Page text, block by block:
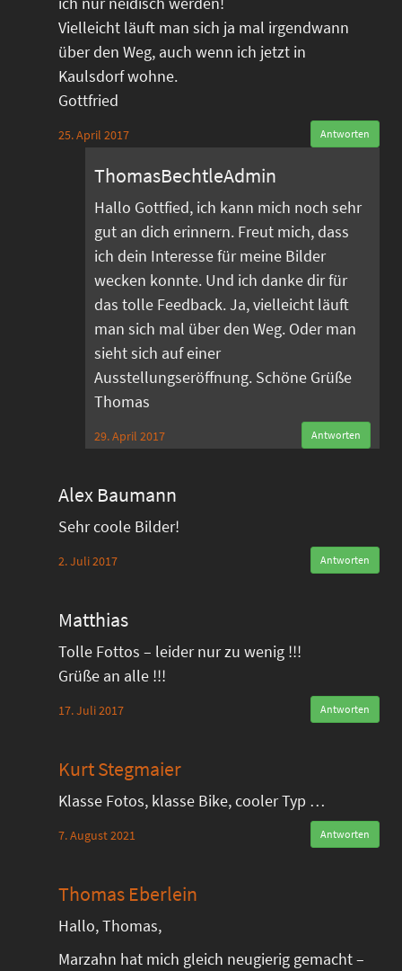
Vielleicht läuft man sich ja mal irgendwann
über den Weg, auch wenn ich jetzt in
Kaulsdorf wohne.
Gottfried
25. April 2017 Antworten
ThomasBechtleAdmin
Hallo Gottfied, ich kann mich noch sehr
gut an dich erinnern. Freut mich, dass
ich dein Interesse für meine Bilder
wecken konnte. Und ich danke dir für
das tolle Feedback. Ja, vielleicht läuft
man sich mal über den Weg. Oder man
sieht sich auf einer
Ausstellungseröffnung. Schöne Grüße
Thomas
29. April 2017 Antworten
Alex Baumann
Sehr coole Bilder!
2. Juli 2017 Antworten
Matthias
Tolle Fottos – leider nur zu wenig !!!
Grüße an alle !!!
17. Juli 2017 Antworten
Kurt Stegmaier
Klasse Fotos, klasse Bike, cooler Typ …
7. August 2021 Antworten
Thomas Eberlein
Hallo, Thomas,
Marzahn hat mich gleich neugierig gemacht –